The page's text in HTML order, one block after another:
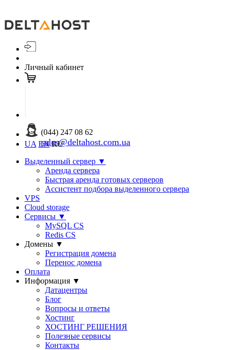
Личный кабинет
(044) 247 08 62
sales@deltahost.com.ua
UA EN RU
Выделенный сервер ▼
Аренда сервера
Быстрая аренда готовых серверов
Ассистент подбора выделенного сервера
VPS
Cloud storage
Сервисы ▼
MySQL CS
Redis CS
Домены ▼
Регистрация домена
Перенос домена
Оплата
Информация ▼
Датацентры
Блог
Вопросы и ответы
Хостинг
ХОСТИНГ РЕШЕНИЯ
Полезные сервисы
Контакты